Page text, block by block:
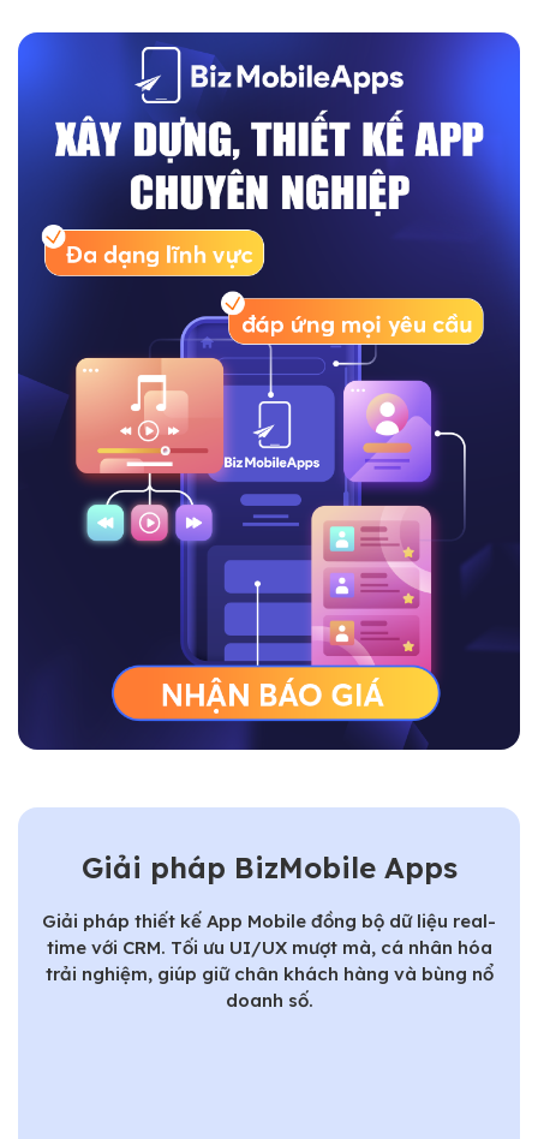
Giải pháp BizMobile Apps
Giải pháp thiết kế App Mobile đồng bộ dữ liệu real-
time với CRM. Tối ưu UI/UX mượt mà, cá nhân hóa
trải nghiệm, giúp giữ chân khách hàng và bùng nổ
doanh số.